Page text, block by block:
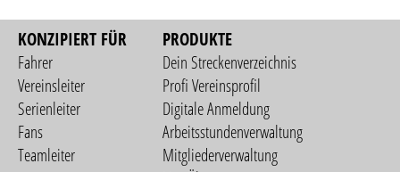
KONZIPIERT FÜR
Fahrer
Vereinsleiter
Serienleiter
Fans
Teamleiter
PRODUKTE
Dein Streckenverzeichnis
Profi Vereinsprofil
Digitale Anmeldung
Arbeitsstundenverwaltung
Mitgliederverwaltung